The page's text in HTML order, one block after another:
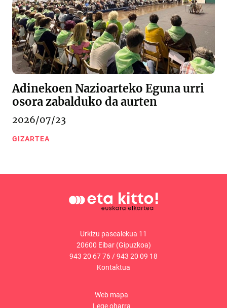
Adinekoen Nazioarteko Eguna urri
osora zabalduko da aurten
2026/07/23
GIZARTEA
Urkizu pasealekua 11
20600 Eibar (Gipuzkoa)
943 20 67 76 /943 20 09 18
Kontaktua
Web mapa
Lege oharra